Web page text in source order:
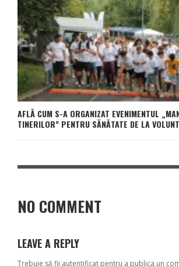
AFLĂ CUM S-A ORGANIZAT EVENIMENTUL
TINERILOR” PENTRU SĂNĂTATE DE LA
NO COMMENT
LEAVE A REPLY
Trebuie să fii autentificat pentru a publica un